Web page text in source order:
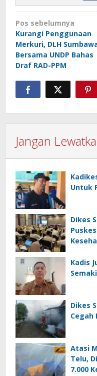
Navigasi
pos
Pos sebelumnya
Kurangi Penggunaan
Merkuri, DLH
Bersama UNDP Bahas
Draf RAD-PPM
Jangan
Untuk
Dikes
Kadis
Dikes
Cegah
Atasi
Telu,
7.000